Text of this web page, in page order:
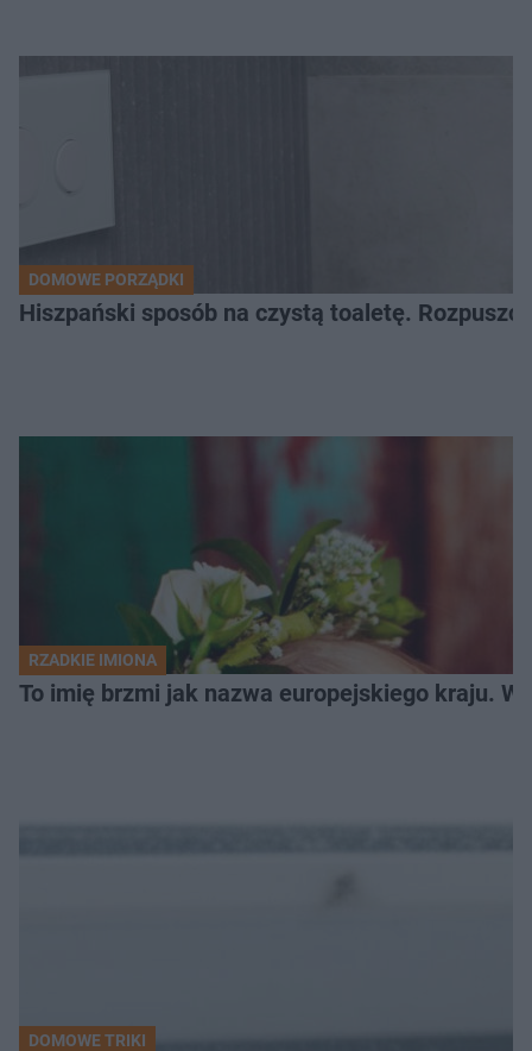
DOMOWE PORZĄDKI
Hiszpański sposób na czystą toaletę.
RZADKIE IMIONA
To imię brzmi jak nazwa europejskiego kraju.
DOMOWE TRIKI